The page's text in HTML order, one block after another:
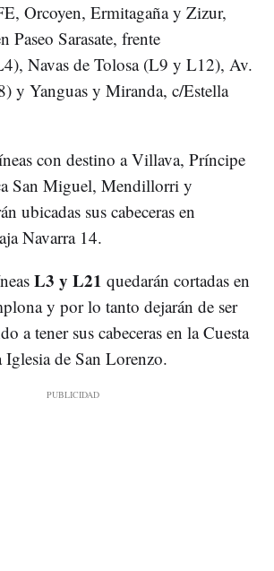
Orcoyen, Ermitagaña y Zizur,
Paseo Sarasate, frente
Navas de Tolosa (L9 y L12), Av.
y Yanguas y Miranda, c/Estella
con destino a Villava, Príncipe
San Miguel, Mendillorri y
ubicadas sus cabeceras en
Navarra 14.
L3 y L21 quedarán cortadas en
y por lo tanto dejarán de ser
a tener sus cabeceras en la Cuesta
de San Lorenzo.